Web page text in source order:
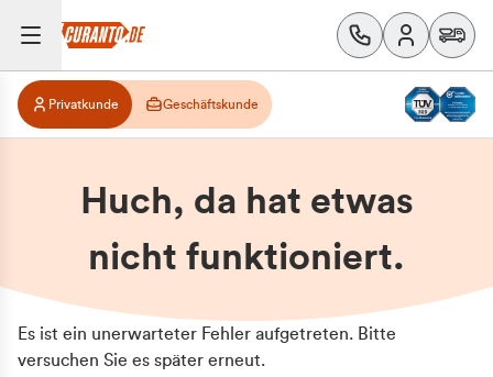
Privatkunde Geschäftskunde
Huch, da hat etwas
nicht funktioniert.
Es ist ein unerwarteter Fehler aufgetreten. Bitte
versuchen Sie es später erneut.